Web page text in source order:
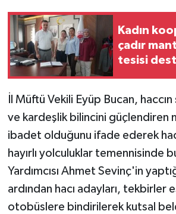
Kadın
çadır
tesisi
İl Müftü Vekili Eyüp Bucan,
ve kardeşlik bilincini güçlendiren
ibadet olduğunu ifade ederek
hayırlı yolculuklar temennisinde
Yardımcısı Ahmet Sevinç'in
ardından hacı adayları, tekbirler
otobüslere bindirilerek kutsal